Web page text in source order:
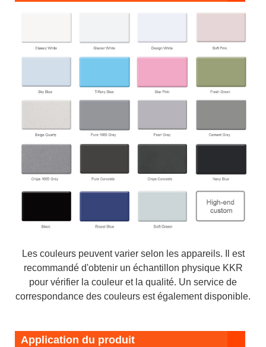
Les couleurs peuvent varier selon les appareils. Il est
recommandé d'obtenir un échantillon physique KKR
pour vérifier la couleur et la qualité. Un service de
correspondance des couleurs est également disponible.
Application du produit